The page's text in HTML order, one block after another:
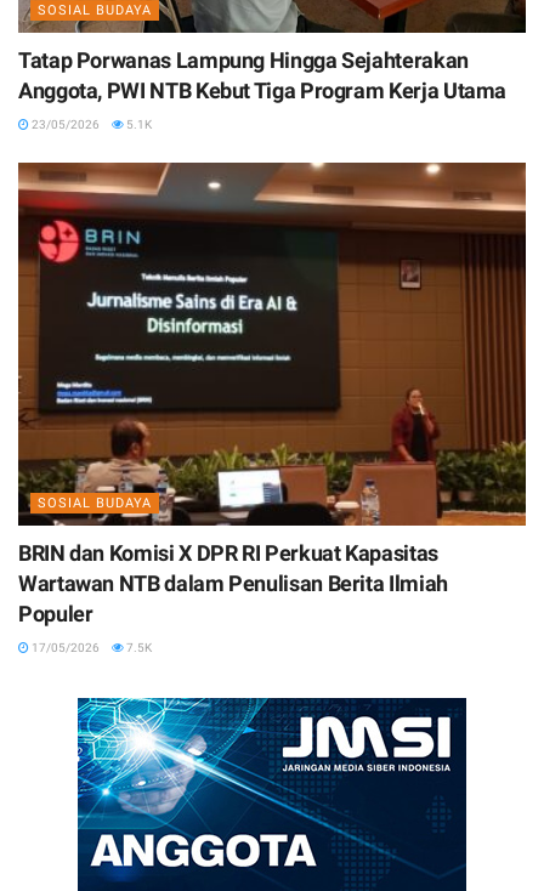
SOSIAL BUDAYA
Tatap Porwanas Lampung Hingga Sejahterakan
Anggota, PWI NTB Kebut Tiga Program Kerja Utama
23/05/2026 5.1K
SOSIAL BUDAYA
BRIN dan Komisi X DPR RI Perkuat Kapasitas
Wartawan NTB dalam Penulisan Berita Ilmiah
Populer
17/05/2026 7.5K